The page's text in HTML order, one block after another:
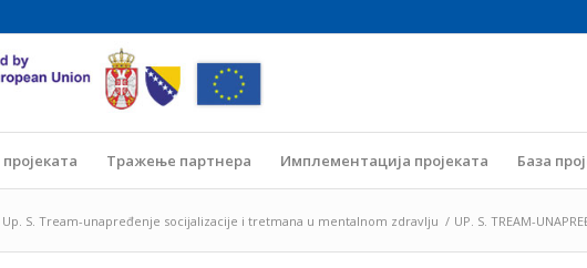
Тражење партнера Имплементација пројеката База
Up. S. Tream-unapređenje socijalizacije i tretmana u mentalnom zdravlju / UP. S. TREAM-